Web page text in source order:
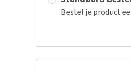
Bestel je product